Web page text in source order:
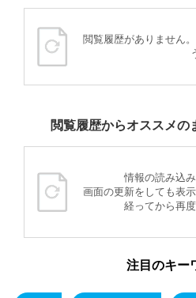
閲覧履歴がありません
閲覧履歴からオススメの
情報の読み込
画面の更新をしても表
経ってから再
注目のキー